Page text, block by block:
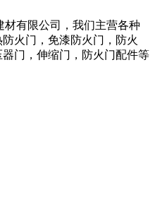
材有限公司，我们主营各种
火门，免漆防火门，防火
门，伸缩门，防火门配件等